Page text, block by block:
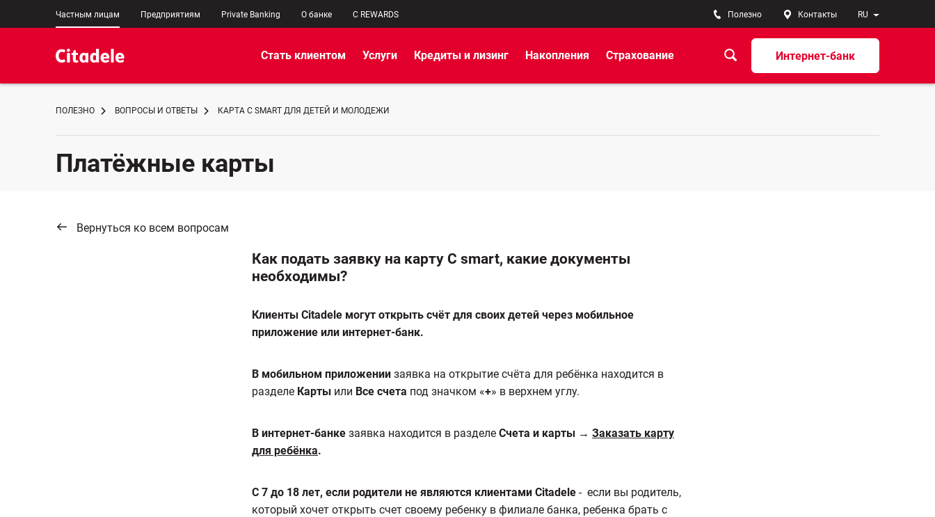
Частным лицам Предприятиям Private Banking О банке C REWARDS RU
Полезно Контакты
Интернет-банк
Стать клиентом Услуги Кредиты и лизинг Накопления Страхование
ПОЛЕЗНО ВОПРОСЫ И ОТВЕТЫ КАРТА C SMART ДЛЯ ДЕТЕЙ И МОЛОДЕЖИ
Платёжные карты
Вернуться ко всем вопросам
Как подать заявку на карту C smart, какие документы
необходимы?
Клиенты Citadele могут открыть счёт для своих детей через мобильное
приложение или интернет-банк.
В мобильном приложении заявка на открытие счёта для ребёнка находится в
разделе Карты или Все счета под значком «+» в верхнем углу.
В интернет-банке заявка находится в разделе Счета и карты → Заказать карту
для ребёнкa.
С 7 до 18 лет, если родители не являются клиентами Citadele - если вы родитель,
который хочет открыть счет своему ребенку в филиале банка, ребенка брать с